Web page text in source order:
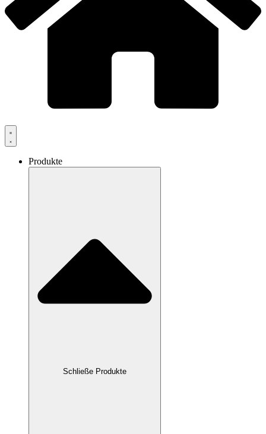
Produkte
Schließe Produkte